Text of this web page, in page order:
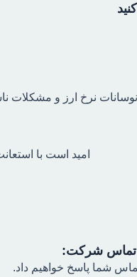
نرخ ارز و مشکلات
امید است با
تماس شرکت:
شما پاسخ خواهیم داد.